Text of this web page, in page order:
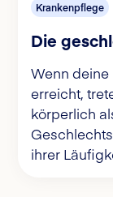
Krankenpflege
Die
Wenn
erreicht,
körperlich
ihrer